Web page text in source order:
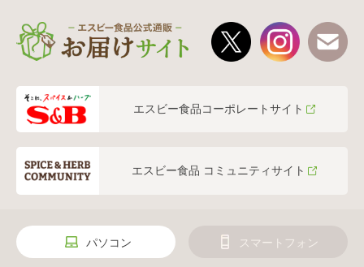
エスビー食品コーポレートサイト
エスビー食品 コミュニティサイト
パソコン スマートフォン